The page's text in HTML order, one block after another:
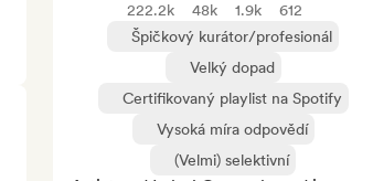
222.2k 48k 1.9k
612
Špičkový kurátor/profesionál
Velký dopad
Certifikovaný playlist na Spotify
Vysoká míra odpovědí
(Velmi) selektivní